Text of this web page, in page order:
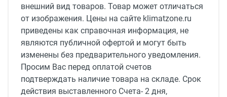
Мощность вентилятора, кВт
1.48
Уровень шума, дБ(А)
54
Ток потребления, A
6.84
внешний вид товаров. Товар может отличаться
от изображения. Цены на сайте klimatzone.ru
приведены как справочная информация, не
являются публичной офертой и могут быть
изменены без предварительного уведомления.
Просим Вас перед оплатой счетов
подтверждать наличие товара на складе. Срок
действия выставленного Счета- 2 дня,